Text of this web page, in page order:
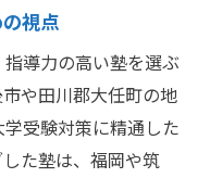
視点
導力の高い塾を選ぶ
や田川郡大任町の地
受験対策に精通した
た塾は、福岡や筑